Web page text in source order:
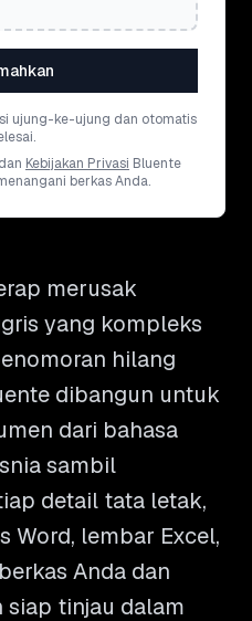
ujung-ke-ujung dan otomatis
dan Kebijakan Privasi Bluente
berkas Anda.
merusak
yang kompleks
hilang
dibangun untuk
dari bahasa
sambil
detail tata letak,
Word, lembar Excel,
Anda dan
siap tinjau dalam